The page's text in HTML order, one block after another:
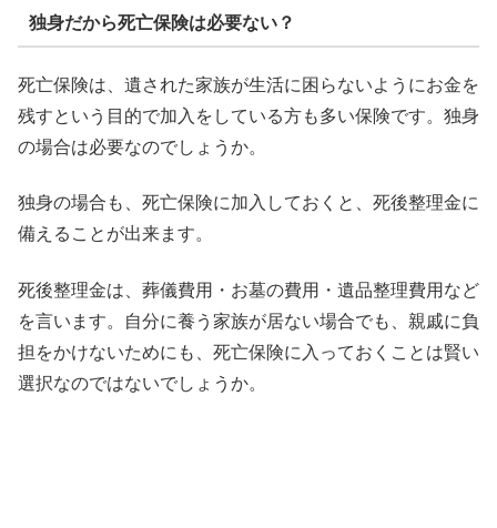
独身だから死亡保険は必要ない？
死亡保険は、遺された家族が生活に困らないようにお金を
残すという目的で加入をしている方も多い保険です。独身
の場合は必要なのでしょうか。
独身の場合も、死亡保険に加入しておくと、死後整理金に
備えることが出来ます。
死後整理金は、葬儀費用・お墓の費用・遺品整理費用など
を言います。自分に養う家族が居ない場合でも、親戚に負
担をかけないためにも、死亡保険に入っておくことは賢い
選択なのではないでしょうか。